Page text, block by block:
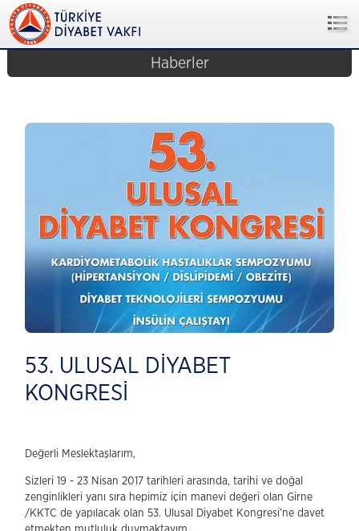
53. ULUSAL DİYABET
KONGRESİ
Değerli Meslektaşlarım,
Sizleri 19 - 23 Nisan 2017 tarihleri arasında, tarihi ve doğal
zenginlikleri yanı sıra hepimiz için manevi değeri olan Girne
/KKTC de yapılacak olan 53. Ulusal Diyabet Kongresi’ne davet
Haberler